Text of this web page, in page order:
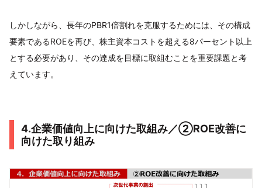
しかしながら、長年のPBR1倍割れを克服するためには、その構成
要素であるROEを再び、株主資本コストを超える8パーセント以上
とする必要があり、その達成を目標に取組むことを重要課題と考
えています。
4.企業価値向上に向けた取組み／②ROE改善に
向けた取り組み